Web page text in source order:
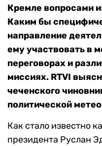
Кремле вопросами
Каким бы
направление
ему участвовать в
переговорах и
миссиях. RTVI
чеченского
политической
Как стало известно
президента Руслан